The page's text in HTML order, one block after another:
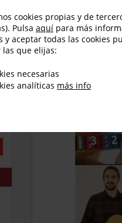
Cursos de
cookies propias y de
Pulsa aquí para más
y aceptar todas las cookies
las que elijas:
necesarias
analíticas más info